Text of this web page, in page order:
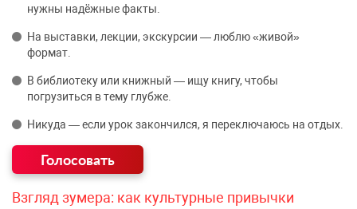
нужны надёжные факты.
На выставки, лекции, экскурсии — люблю «живой»
формат.
В библиотеку или книжный — ищу книгу, чтобы
погрузиться в тему глубже.
Никуда — если урок закончился, я переключаюсь на отдых.
Взгляд зумера: как культурные привычки